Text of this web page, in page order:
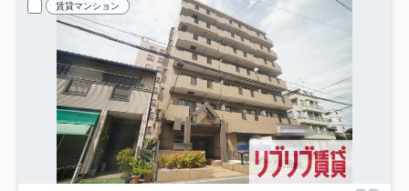
賃貸マンション